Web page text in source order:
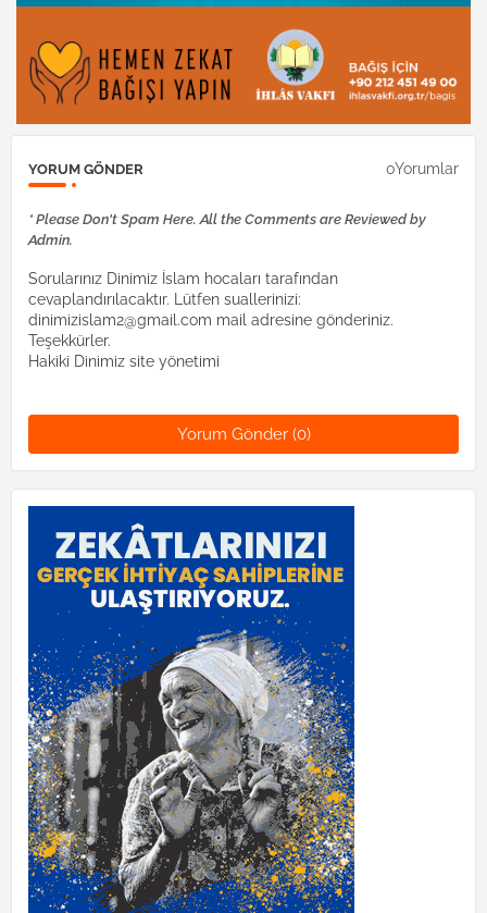
YORUM GÖNDER 0Yorumlar
* Please Don't Spam Here. All the Comments are Reviewed by
Admin.
Sorularınız Dinimiz İslam hocaları tarafından
cevaplandırılacaktır. Lütfen suallerinizi:
dinimizislam2@gmail.com mail adresine gönderiniz.
Teşekkürler.
Hakiki Dinimiz site yönetimi
Yorum Gönder (0)